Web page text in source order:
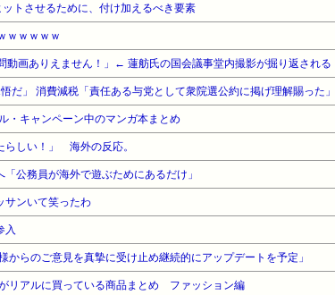
トさせるために、付け加えるべき要素
ｗｗｗｗｗ
動画ありえません！」← 蓮舫氏の国会議事堂内撮影が掘り返される
だ」 消費減税「責任ある与党として衆院選公約に掲げ理解賜った」
・キャンペーン中のマンガ本まとめ
らしい！」 海外の反応。
公務員が海外で遊ぶためにあるだけ」
サンいて笑ったわ
入
らのご意見を真摯に受け止め継続的にアップデートを予定」
リアルに買っている商品まとめ ファッション編